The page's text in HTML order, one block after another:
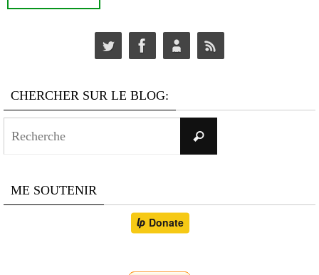
CHERCHER SUR LE BLOG:
Recherche
ME SOUTENIR